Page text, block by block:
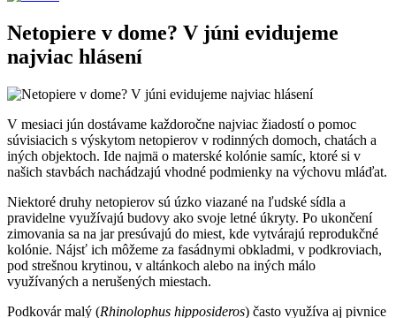
Netopiere v dome? V júni evidujeme
najviac hlásení
V mesiaci jún dostávame každoročne najviac žiadostí o pomoc
súvisiacich s výskytom netopierov v rodinných domoch, chatách a
iných objektoch. Ide najmä o materské kolónie samíc, ktoré si v
našich stavbách nachádzajú vhodné podmienky na výchovu mláďat.
Niektoré druhy netopierov sú úzko viazané na ľudské sídla a
pravidelne využívajú budovy ako svoje letné úkryty. Po ukončení
zimovania sa na jar presúvajú do miest, kde vytvárajú reprodukčné
kolónie. Nájsť ich môžeme za fasádnymi obkladmi, v podkroviach,
pod strešnou krytinou, v altánkoch alebo na iných málo
využívaných a nerušených miestach.
Podkovár malý (Rhinolophus hipposideros) často využíva aj pivnice